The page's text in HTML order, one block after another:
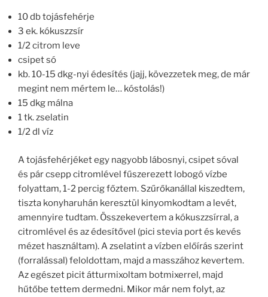
10 db tojásfehérje
3 ek. kókuszzsír
1/2 citrom leve
csipet só
kb. 10-15 dkg-nyi édesítés (jajj, kövezzetek meg, de már
megint nem mértem le… kóstolás!)
15 dkg málna
1 tk. zselatin
1/2 dl víz
A tojásfehérjéket egy nagyobb lábosnyi, csipet sóval
és pár csepp citromlével fűszerezett lobogó vízbe
folyattam, 1-2 percig főztem. Szűrőkanállal kiszedtem,
tiszta konyharuhán keresztül kinyomkodtam a levét,
amennyire tudtam. Összekevertem a kókuszzsírral, a
citromlével és az édesítővel (pici stevia port és kevés
mézet használtam). A zselatint a vízben előírás szerint
(forralással) feloldottam, majd a masszához kevertem.
Az egészet picit átturmixoltam botmixerrel, majd
hűtőbe tettem dermedni. Mikor már nem folyt, az